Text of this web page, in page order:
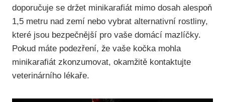
doporučuje se držet minikarafiát mimo dosah alespoň
1,5 metru nad zemí nebo vybrat alternativní rostliny,
které jsou bezpečnější pro vaše domácí mazlíčky.
Pokud máte podezření, že vaše kočka mohla
minikarafiát zkonzumovat, okamžitě kontaktujte
veterinárního lékaře.